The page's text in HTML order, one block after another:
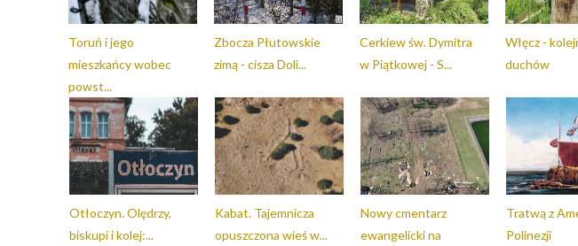
Toruń i jego
mieszkańcy wobec
powst...
Zbocza Płutowskie
zimą - cisza Doli...
Cerkiew św. Dymitra
w Piątkowej - S...
Włęcz -
duchów
Otłoczyn. Olędrzy,
biskupi i kolej:...
Kabat. Tajemnicza
opuszczona wieś w...
Nowy cmentarz
ewangelicki na
Tratwą z
Polinezji